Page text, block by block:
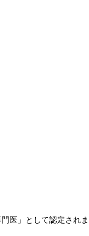
医」として認定され